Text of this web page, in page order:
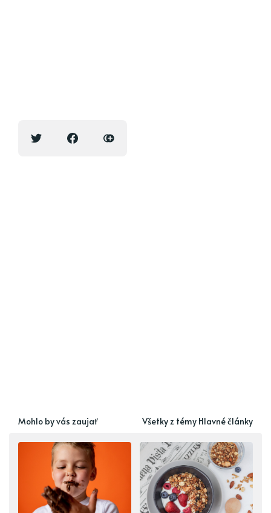
Mohlo by vás zaujať Všetky z témy Hlavné články